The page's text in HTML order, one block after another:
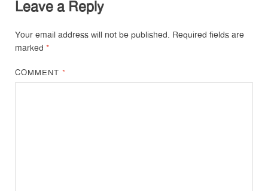
Leave a Reply
Your email address will not be published. Required fields are
marked *
COMMENT*